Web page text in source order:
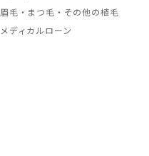
眉毛・まつ毛・その他の植毛
メディカルローン